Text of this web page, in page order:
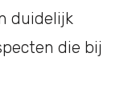
duidelijk
die bij